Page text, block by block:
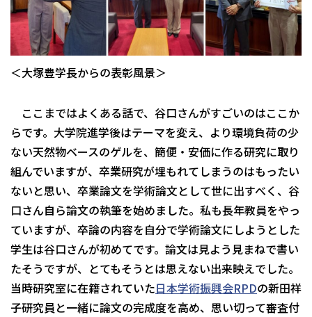
＜大塚豊学長からの表彰風景＞
ここまではよくある話で、谷口さんがすごいのはここか
らです。大学院進学後はテーマを変え、より環境負荷の少
ない天然物ベースのゲルを、簡便・安価に作る研究に取り
組んでいますが、卒業研究が埋もれてしまうのはもったい
ないと思い、卒業論文を学術論文として世に出すべく、谷
口さん自ら論文の執筆を始めました。私も長年教員をやっ
ていますが、卒論の内容を自分で学術論文にしようとした
学生は谷口さんが初めてです。論文は見よう見まねで書い
たそうですが、とてもそうとは思えない出来映えでした。
当時研究室に在籍されていた日本学術振興会RPDの新田祥
子研究員と一緒に論文の完成度を高め、思い切って審査付